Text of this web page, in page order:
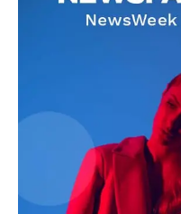
AIN NEWS 1
Contact Us
Privacy Policy
Terms of Use Agreement